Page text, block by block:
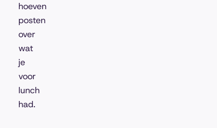
hoeven
posten
over
wat
je
voor
lunch
had.